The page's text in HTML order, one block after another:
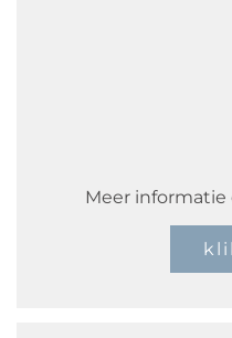
Meer informatie